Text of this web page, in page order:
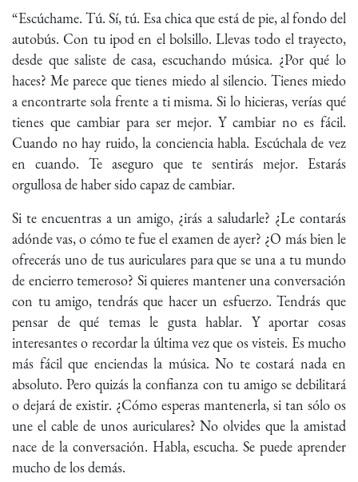
“Escúchame. Tú. Sí, tú. Esa chica que está de pie, al fondo del
autobús. Con tu ipod en el bolsillo. Llevas todo el trayecto,
desde que saliste de casa, escuchando música. ¿Por qué lo
haces? Me parece que tienes miedo al silencio. Tienes miedo
a encontrarte sola frente a ti misma. Si lo hicieras, verías qué
tienes que cambiar para ser mejor. Y cambiar no es fácil.
Cuando no hay ruido, la conciencia habla. Escúchala de vez
en cuando. Te aseguro que te sentirás mejor. Estarás
orgullosa de haber sido capaz de cambiar.
Si te encuentras a un amigo, ¿irás a saludarle? ¿Le contarás
adónde vas, o cómo te fue el examen de ayer? ¿O más bien le
ofrecerás uno de tus auriculares para que se una a tu mundo
de encierro temeroso? Si quieres mantener una conversación
con tu amigo, tendrás que hacer un esfuerzo. Tendrás que
pensar de qué temas le gusta hablar. Y aportar cosas
interesantes o recordar la última vez que os visteis. Es mucho
más fácil que enciendas la música. No te costará nada en
absoluto. Pero quizás la confianza con tu amigo se debilitará
o dejará de existir. ¿Cómo esperas mantenerla, si tan sólo os
une el cable de unos auriculares? No olvides que la amistad
nace de la conversación. Habla, escucha. Se puede aprender
mucho de los demás.